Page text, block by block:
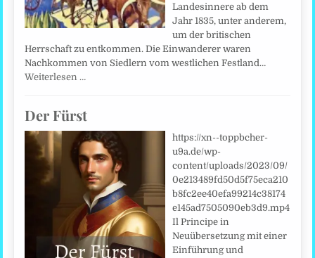
Landesinnere ab dem
Jahr 1835, unter anderem,
um der britischen
Herrschaft zu entkommen. Die Einwanderer waren
Nachkommen von Siedlern vom westlichen Festland…
Weiterlesen …
Der Fürst
https://xn--toppbcher-
u9a.de/wp-
content/uploads/2023/09/
0e213489fd50d5f75eca210
b8fc2ee40efa99214c38174
e145ad7505090eb3d9.mp4
Il Principe in
Neuübersetzung mit einer
Einführung und